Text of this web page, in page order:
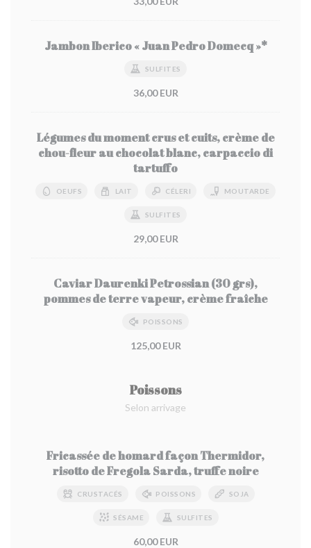
Jambon Iberico « Juan Pedro Domecq »*
SULFITES
36,00 EUR
Légumes du moment crus et cuits, crème de
chou-fleur au chocolat blanc, carpaccio di
tartuffo
OEUFS LAIT CÉLERI MOUTARDE
SULFITES
29,00 EUR
Caviar Daurenki Petrossian (30 grs),
pommes de terre vapeur, crème fraîche
POISSONS
125,00 EUR
Poissons
Selon arrivage
Fricassée de homard façon Thermidor,
risotto de Fregola Sarda, truffe noire
CRUSTACÉS POISSONS SOJA
SÉSAME SULFITES
60,00 EUR